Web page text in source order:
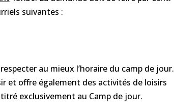
suivantes :
au mieux l’horaire du camp de jour.
et offre également des activités de loisirs
exclusivement au Camp de jour.